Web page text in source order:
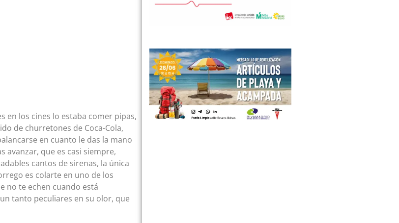
los cines lo estaba comer pipas,
de churretones de Coca-Cola,
en cuanto le das la mano
avanzar, que es casi siempre,
cantos de sirenas, la única
es colarte en uno de los
no te echen cuando está
tanto peculiares en su olor, que